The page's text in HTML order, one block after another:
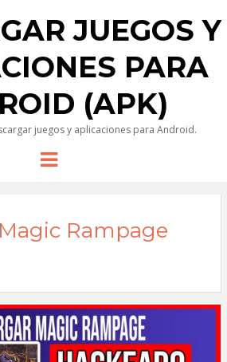
JUEGOS Y
PARA
(APK)
juegos y aplicaciones para Android.
Menu
Magic Rampage